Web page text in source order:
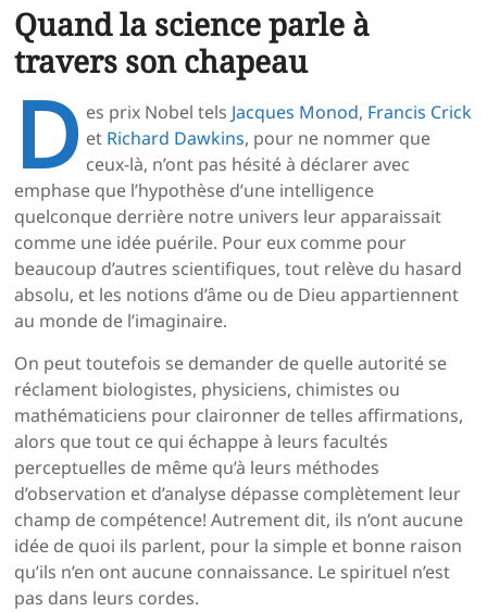
Quand la science parle à
travers son chapeau
D es prix Nobel tels Jacques Monod, Francis Crick
et Richard Dawkins, pour ne nommer que
ceux-là, n’ont pas hésité à déclarer avec
emphase que l’hypothèse d’une intelligence
quelconque derrière notre univers leur apparaissait
comme une idée puérile. Pour eux comme pour
beaucoup d’autres scientifiques, tout relève du hasard
absolu, et les notions d’âme ou de Dieu appartiennent
au monde de l’imaginaire.
On peut toutefois se demander de quelle autorité se
réclament biologistes, physiciens, chimistes ou
mathématiciens pour claironner de telles affirmations,
alors que tout ce qui échappe à leurs facultés
perceptuelles de même qu’à leurs méthodes
d’observation et d’analyse dépasse complètement leur
champ de compétence! Autrement dit, ils n’ont aucune
idée de quoi ils parlent, pour la simple et bonne raison
qu’ils n’en ont aucune connaissance. Le spirituel n’est
pas dans leurs cordes.